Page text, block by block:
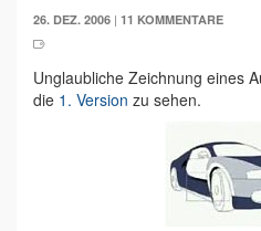
26. DEZ. 2006 | 11 KOMMENTARE
Unglaubliche Zeichnung eines
die 1. Version zu sehen.